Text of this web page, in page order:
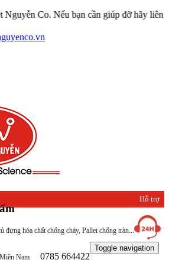
Co. Nếu bạn cần giúp đỡ hãy liên hệ
hóa chất chống cháy, Pallet chống tràn...
Hỗ trợ
khách
hàng
Miền Nam 0785 664422
Toggle navigation